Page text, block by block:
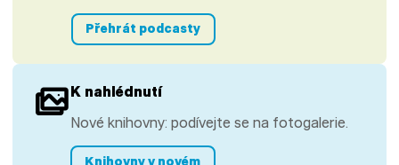
Přehrát podcasty
K nahlédnutí
Nové knihovny: podívejte se na fotogalerie.
Knihovny v novém